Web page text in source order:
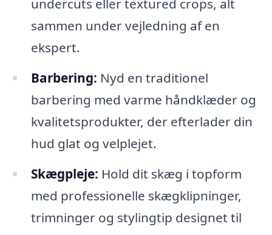
undercuts eller textured crops, alt
sammen under vejledning af en
ekspert.
Barbering: Nyd en traditionel
barbering med varme håndklæder og
kvalitetsprodukter, der efterlader din
hud glat og velplejet.
Skægpleje: Hold dit skæg i topform
med professionelle skægklipninger,
trimninger og stylingtip designet til